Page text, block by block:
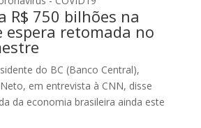
R$ 750 bilhões na
espera retomada no
do BC (Banco Central),
em entrevista à CNN, disse
da economia brasileira ainda este